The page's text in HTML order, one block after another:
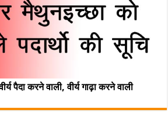
पैदा करने वाली, वीर्य गाढ़ा करने वाली